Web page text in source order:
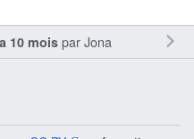
10 moisparJona